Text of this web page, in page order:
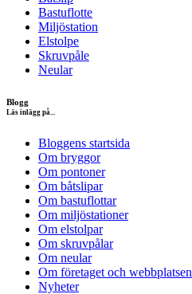
Bastuflotte
Miljöstation
Elstolpe
Skruvpåle
Neular
Blogg
Läs inlägg på...
Bloggens startsida
Om bryggor
Om pontoner
Om båtslipar
Om bastuflottar
Om miljöstationer
Om elstolpar
Om skruvpålar
Om neular
Om företaget och webbplatsen
Nyheter